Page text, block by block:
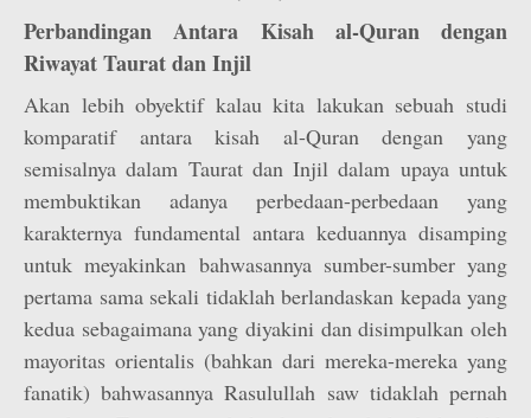
Perbandingan Antara Kisah al-Quran dengan
Riwayat Taurat dan Injil
Akan lebih obyektif kalau kita lakukan sebuah studi
komparatif antara kisah al-Quran dengan yang
semisalnya dalam Taurat dan Injil dalam upaya untuk
membuktikan adanya perbedaan-perbedaan yang
karakternya fundamental antara keduannya disamping
untuk meyakinkan bahwasannya sumber-sumber yang
pertama sama sekali tidaklah berlandaskan kepada yang
kedua sebagaimana yang diyakini dan disimpulkan oleh
mayoritas orientalis (bahkan dari mereka-mereka yang
fanatik) bahwasannya Rasulullah saw tidaklah pernah